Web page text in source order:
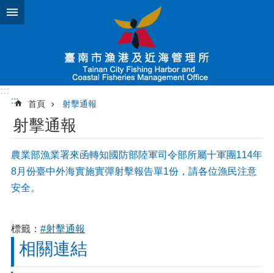
跳到主要內容區塊
:::
:::
首頁 射擊通報
射擊通報
農業部漁業署來函轉知國防部陸軍司令部所屬十軍團114年
8月份臺中外海實施實彈射擊報告單1份，請各位漁民注意
安全。
標籤： #射擊通報
相關連結